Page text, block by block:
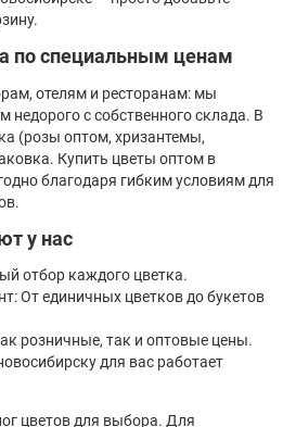
по специальным ценам
отелям и ресторанам: мы
недорого с собственного склада. В
(розы оптом, хризантемы,
Купить цветы оптом в
благодаря гибким условиям для
у нас
отбор каждого цветка.
От единичных цветков до букетов
розничные, так и оптовые цены.
для вас работает
цветов для выбора. Для